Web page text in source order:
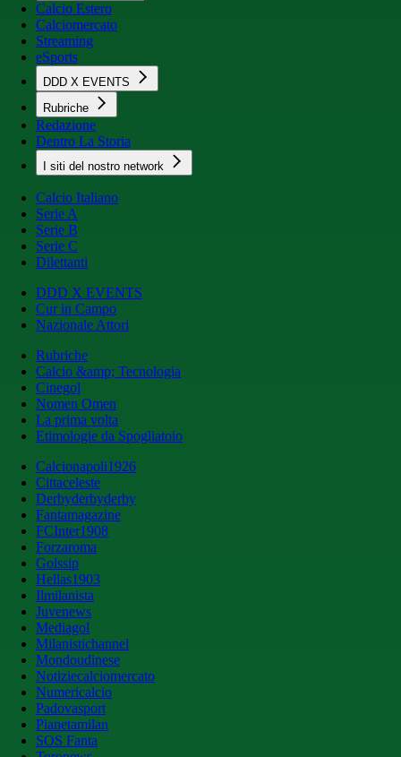
Calcio Estero
Calciomercato
Streaming
eSports
DDD X EVENTS
Rubriche
Redazione
Dentro La Storia
I siti del nostro network
Calcio Italiano
Serie A
Serie B
Serie C
Dilettanti
DDD X EVENTS
Cur in Campo
Nazionale Attori
Rubriche
Calcio &amp; Tecnologia
Cinegol
Nomen Omen
La prima volta
Etimologie da Spogliatoio
Calcionapoli1926
Cittaceleste
Derbyderbyderby
Fantamagazine
FCInter1908
Forzaroma
Golssip
Hellas1903
Ilmilanista
Juvenews
Mediagol
Milanistichannel
Mondoudinese
Notiziecalciomercato
Numericalcio
Padovasport
Pianetamilan
SOS Fanta